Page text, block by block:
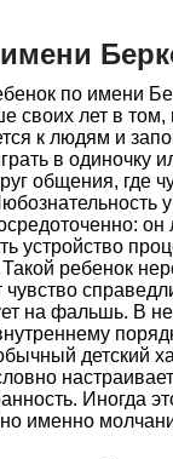
по имени
своих лет в том,
к людям и
в одиночку
общения, где
у
он
устройство
ребенок
на фальшь. В
детский
Иногда
именно